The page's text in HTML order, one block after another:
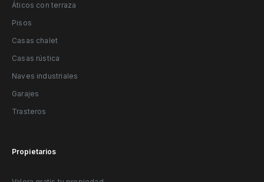
Áticos con terraza
Pisos
Casas chalet
Casas rústica
Naves industriales
Garajes
Trasteros
Propietarios